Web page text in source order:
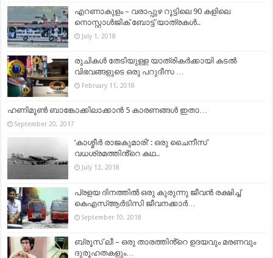
എറണാകുളം – വരാപ്പുഴ റൂട്ടിലെ 90 കളിലെ
നൊസ്റ്റാൾജിക് ബോട്ട് യാത്രകൾ..
July 1, 2018
രുചികൾ തേടിയുള്ള യാത്രികർക്കായി കടൽ
വിഭവങ്ങളുടെ ഒരു പറുദീസ …
February 11, 2018
ഹണിമൂണ്‍ ബാങ്കോക്കിലാക്കാന്‍ 5 കാരണങ്ങള്‍ ഇതാ…
September 20, 2017
‘കാശ്മീർ രാജകുമാരി’ : ഒരു ചൈനീസ്
വധശ്രമത്തിൻ്റെ കഥ..
July 12, 2018
പ്രളയ ദിനത്തിൽ ഒരു കുരുന്നു ജീവൻ രക്ഷിച്ച്
കെഎസ്ആർടിസി ജീവനക്കാർ…
September 10, 2018
ബ്രൂസ് ലീ – ഒരു താരത്തിൻ്റെ ഉദയവും മരണവും
ദുരൂഹതകളും…